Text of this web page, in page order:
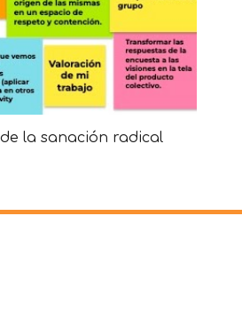
la sanación radical